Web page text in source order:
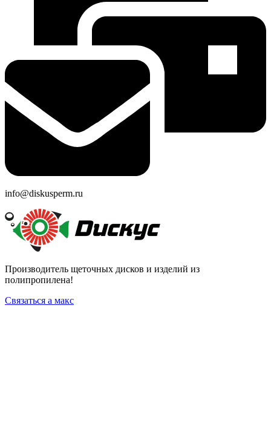
info@diskusperm.ru
Производитель щеточных дисков и изделий из
полипропилена!
Связаться а макс